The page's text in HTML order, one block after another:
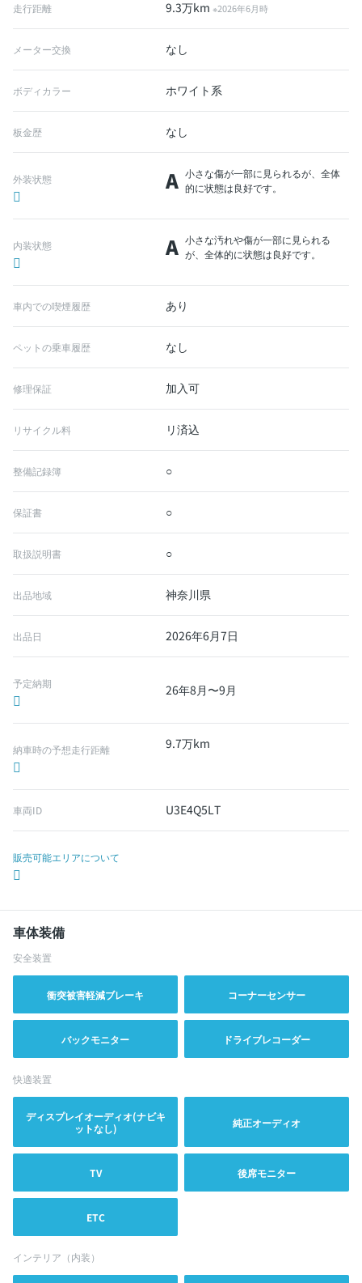
走行距離 9.3万km※2026年6月時
メーター交換 なし
ボディカラー ホワイト系
板金歴 なし
外装状態 A 小さな傷が一部に見られるが、全体
的に状態は良好です。
内装状態 A 小さな汚れや傷が一部に見られる
が、全体的に状態は良好です。
車内での喫煙履歴 あり
ペットの乗車履歴 なし
修理保証 加入可
リサイクル料 リ済込
整備記録簿 ○
保証書 ○
取扱説明書 ○
出品地域 神奈川県
出品日 2026年6月7日
予定納期 26年8月〜9月
納車時の予想走行距離 9.7万km
車両ID U3E4Q5LT
販売可能エリアについて
車体装備
安全装置
衝突被害軽減ブレーキ コーナーセンサー
バックモニター ドライブレコーダー
快適装置
ディスプレイオーディオ(ナビキ
ットなし)
純正オーディオ
TV 後席モニター
ETC
インテリア（内装）